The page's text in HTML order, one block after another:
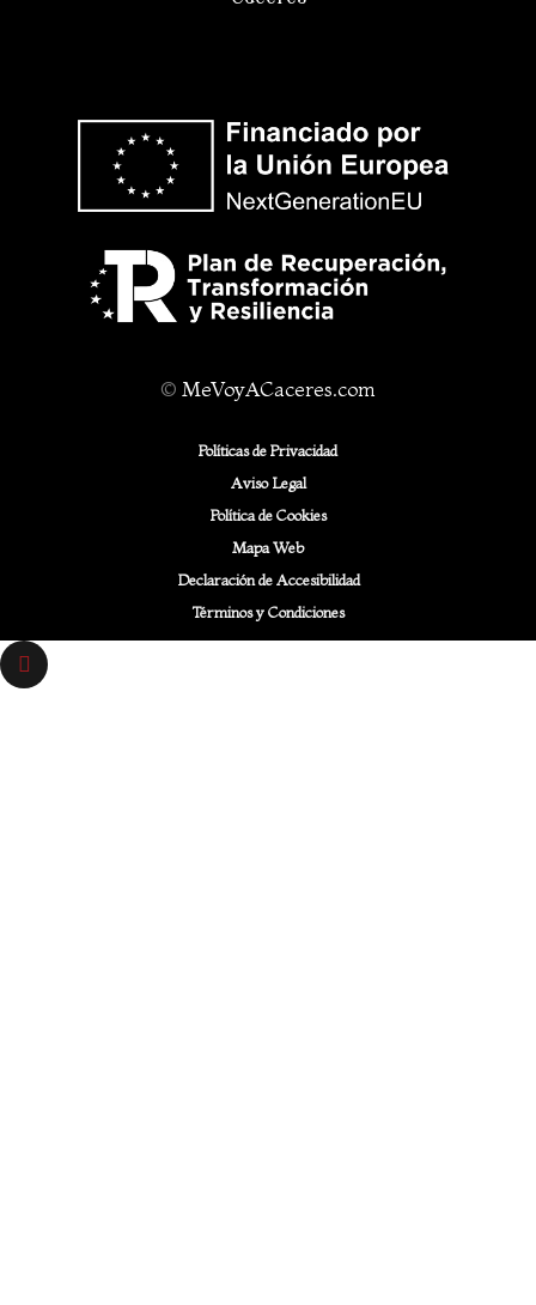
© MeVoyACaceres.com
Políticas de Privacidad
Aviso Legal
Política de Cookies
Mapa Web
Declaración de Accesibilidad
Términos y Condiciones